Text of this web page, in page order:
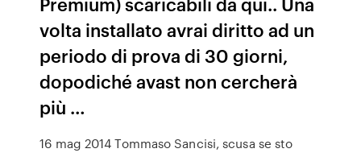
volta installato avrai diritto ad un
periodo di prova di 30 giorni,
dopodiché avast non cercherà
più …
16 mag 2014 Tommaso Sancisi, scusa se sto